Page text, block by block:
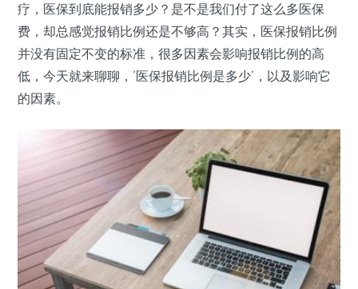
疗，医保到底能报销多少？是不是我们付了这么多医保
费，却总感觉报销比例还是不够高？其实，医保报销比例
并没有固定不变的标准，很多因素会影响报销比例的高
低，今天就来聊聊，‘医保报销比例是多少’，以及影响它
的因素。